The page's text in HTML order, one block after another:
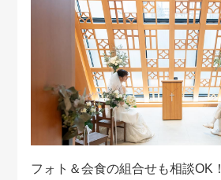
フォト＆会食の組合せも相談OK！